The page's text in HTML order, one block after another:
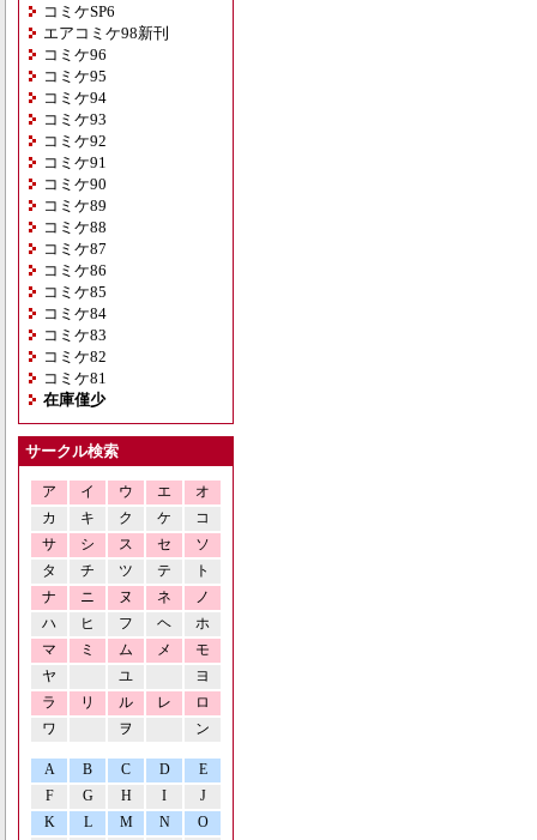
コミケSP6
エアコミケ98新刊
コミケ96
コミケ95
コミケ94
コミケ93
コミケ92
コミケ91
コミケ90
コミケ89
コミケ88
コミケ87
コミケ86
コミケ85
コミケ84
コミケ83
コミケ82
コミケ81
在庫僅少
サークル検索
ア イ ウ エ
オ
カ
キ ク ケ
コ
サ
シ ス セ
ソ
タ
チ ツ テ
ト
ナ
ニ ヌ ネ
ノ
ハ
ヒ フ ヘ
ホ
マ
ミ ム メ
モ
ヤ
ユ
ヨ
ラ
リ ル レ
ロ
ワ
ヲ ン
A B C D
E
F
G H I
J
K
L M N O